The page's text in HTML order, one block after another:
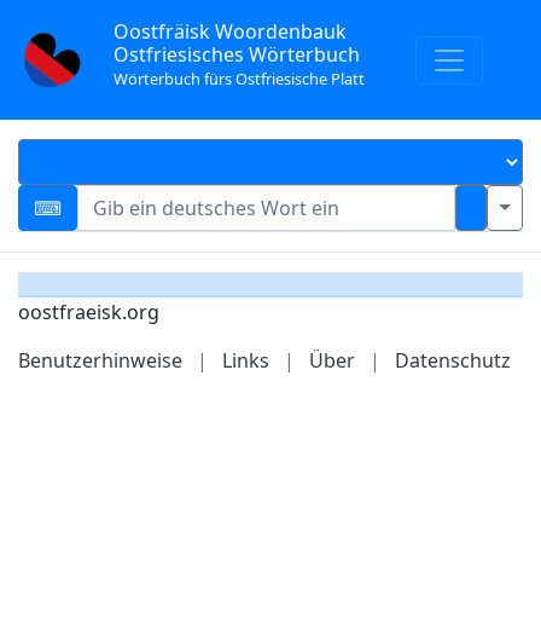
Oostfräisk Woordenbauk
Ostfriesisches Wörterbuch
Wörterbuch fürs Ostfriesische Platt
oostfraeisk.org
Benutzerhinweise
| Links | Über | Datenschutz